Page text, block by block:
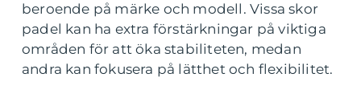
beroende på märke och modell. Vissa skor
padel kan ha extra förstärkningar på viktiga
områden för att öka stabiliteten, medan
andra kan fokusera på lätthet och flexibilitet.